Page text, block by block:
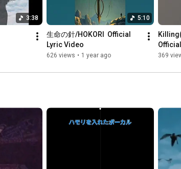
3:38 5:10
生命の針/HOKORI  Official
Lyric Video
626 views • 1 year ago 369